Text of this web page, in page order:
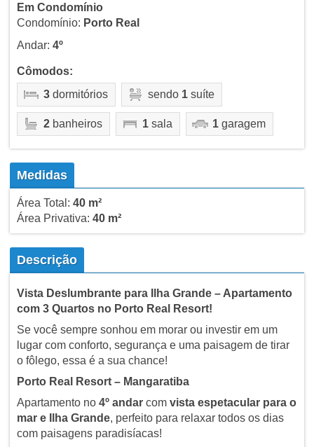
Em Condomínio
Condomínio: Porto Real
Andar: 4º
Cômodos:
3dormitórios sendo 1suíte
2banheiros 1sala 1garagem
Medidas
Área Total: 40 m²
Área Privativa: 40 m²
Descrição
Vista Deslumbrante para Ilha Grande – Apartamento
com 3 Quartos no Porto Real Resort!
Se você sempre sonhou em morar ou investir em um
lugar com conforto, segurança e uma paisagem de tirar
o fôlego, essa é a sua chance!
Porto Real Resort – Mangaratiba
Apartamento no 4º andarcom vista espetacular para o
mar e Ilha Grande, perfeito para relaxar todos os dias
com paisagens paradisíacas!